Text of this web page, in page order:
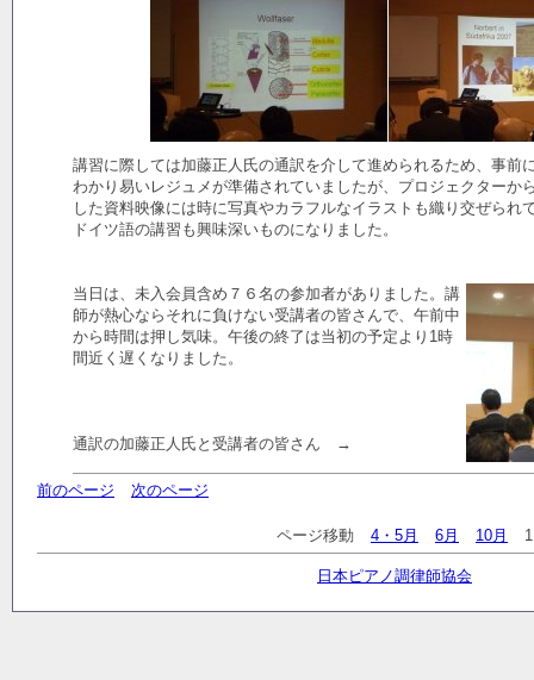
講習に際しては加藤正人氏の通訳を介して進められるため、事前
わかり易いレジュメが準備されていましたが、プロジェクターか
した資料映像には時に写真やカラフルなイラストも織り交ぜられ
ドイツ語の講習も興味深いものになりました。
当日は、未入会員含め７６名の参加者がありました。講
師が熱心ならそれに負けない受講者の皆さんで、午前中
から時間は押し気味。午後の終了は当初の予定より1時
間近く遅くなりました。
通訳の加藤正人氏と受講者の皆さん →
前のページ 次のページ
ページ移動 4・5月 6月 10月
日本ピアノ調律師協会